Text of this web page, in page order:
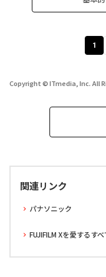
1
Copyright © ITmedia, Inc. All
関連リンク
パナソニック
FUJIFILM Xを愛するすべ